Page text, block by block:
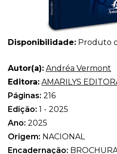
Disponibilidade: Produto
Autor(a): Andréa Vermont
Editora: AMARILYS
Páginas: 216
Edição: 1 - 2025
Ano: 2025
Origem: NACIONAL
Encadernação: